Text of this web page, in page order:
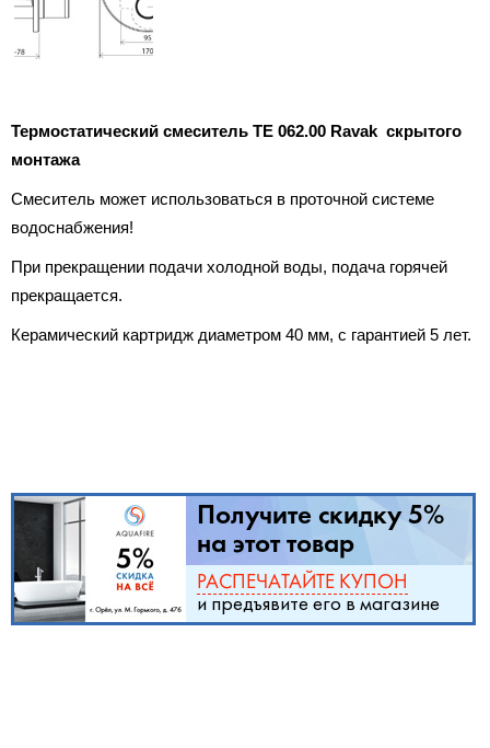
Термостатический смеситель TE 062.00 Ravak скрытого
монтажа
Смеситель может использоваться в проточной системе
водоснабжения!
При прекращении подачи холодной воды, подача горячей
прекращается.
Керамический картридж диаметром 40 мм, с гарантией 5 лет.
Получите скидку 5%
на этот товар
РАСПЕЧАТАЙТЕ КУПОН
и предъявите его в магазине